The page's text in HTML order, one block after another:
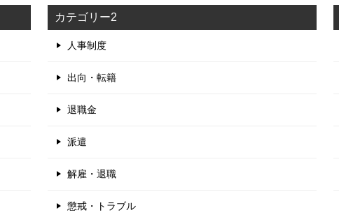
カテゴリー2
人事制度
出向・転籍
退職金
派遣
解雇・退職
懲戒・トラブル